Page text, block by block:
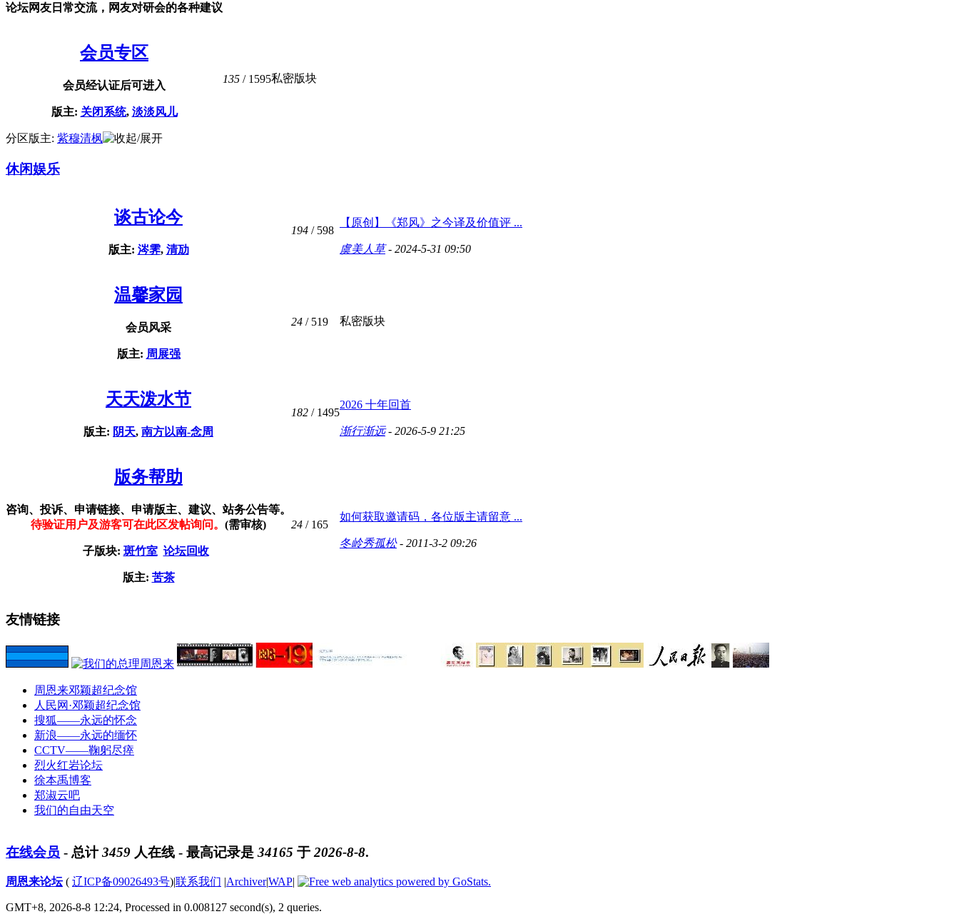
论坛网友日常交流，网友对研会的各种建议
会员专区
会员经认证后可进入
版主: 关闭系统, 淡淡风儿
135 / 1595私密版块
分区版主: 紫穆清枫
休闲娱乐
谈古论今
版主: 涔霁, 清劢
194 / 598
【原创】《郑风》之今译及价值评 ...
虞美人草- 2024-5-31 09:50
温馨家园
会员风采
版主: 周展强
24 / 519 私密版块
天天泼水节
版主: 阴天, 南方以南-念周
182 / 1495
2026 十年回首
渐行渐远- 2026-5-9 21:25
版务帮助
咨询、投诉、申请链接、申请版主、建议、站务公告等。
待验证用户及游客可在此区发帖询问。 (需审核)
子版块: 斑竹室 论坛回收
版主: 苦茶
24 / 165
如何获取邀请码，各位版主请留意 ...
冬岭秀孤松- 2011-3-2 09:26
友情链接
周恩来邓颖超纪念馆
人民网·邓颖超纪念馆
搜狐——永远的怀念
新浪——永远的缅怀
CCTV——鞠躬尽瘁
烈火红岩论坛
徐本禹博客
郑淑云吧
我们的自由天空
在线会员 - 总计3459 人在线 - 最高记录是 34165 于 2026-8-8.
周恩来论坛( 辽ICP备09026493号)|联系我们 |Archiver|WAP|
GMT+8, 2026-8-8 12:24, Processed in 0.008127 second(s), 2 queries.